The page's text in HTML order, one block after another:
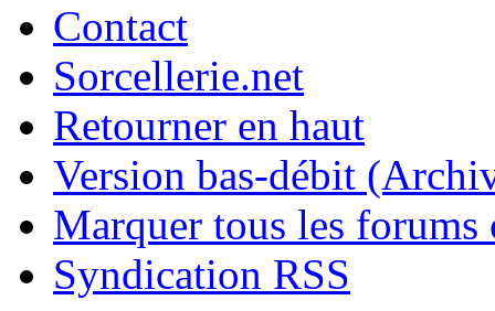
Contact
Sorcellerie.net
Retourner en haut
Version bas-débit
Marquer tous les forums
Syndication RSS